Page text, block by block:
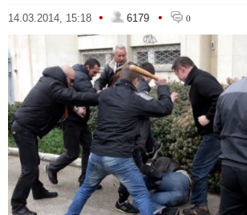
14.03.2014, 15:18 • 6179 • 0